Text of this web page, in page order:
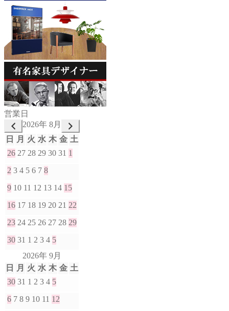
営業日
2026年 8月
日
月 火 水 木 金 土
26 27 28 29 30 31 1
2 3 4 5 6 7 8
9 10 11 12 13 14 15
16 17 18 19 20 21 22
23 24 25 26 27 28 29
30 31 1 2 3 4 5
2026年 9月
日
月 火 水 木 金 土
30 31 1 2 3 4 5
6 7 8 9 10 11 12